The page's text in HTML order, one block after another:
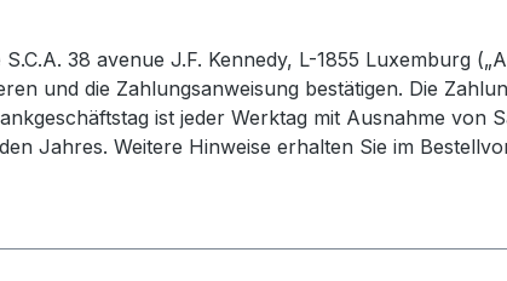
38 avenue J.F. Kennedy, L-1855 Luxemburg
und die Zahlungsanweisung bestätigen. Die
ist jeder Werktag mit Ausnahme von
Jahres. Weitere Hinweise erhalten Sie im